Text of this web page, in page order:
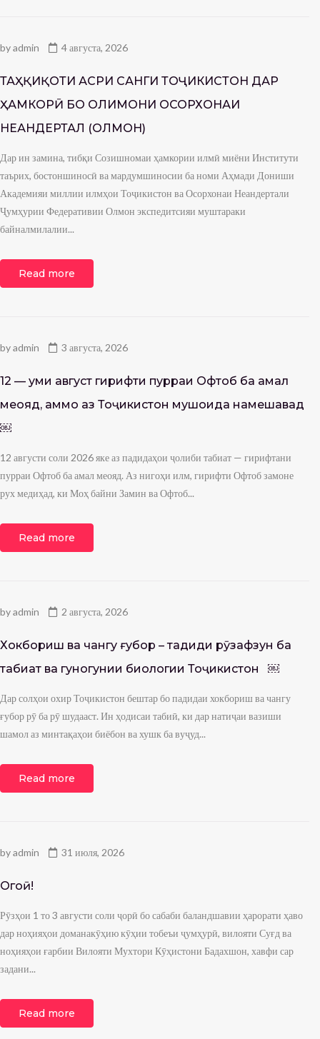
byadmin 4 августа, 2026
ТАҲҚИҚОТИ АСРИ САНГИ ТОҶИКИСТОН ДАР
ҲАМКОРӢ БО ОЛИМОНИ ОСОРХОНАИ
НЕАНДЕРТАЛ (ОЛМОН)
Дар ин замина, тибқи Созишномаи ҳамкории илмӣ миёни Институти
таърих, бостоншиносӣ ва мардумшиносии ба номи Аҳмади Дониши
Академияи миллии илмҳои Тоҷикистон ва Осорхонаи Неандертали
Ҷумҳурии Федеративии Олмон экспедитсияи муштараки
байналмилалии...
Read more
byadmin 3 августа, 2026
12 — уми август гирифти пурраи Офтоб ба амал
меояд, аммо аз Тоҷикистон мушоҳида намешавад
￼
12 августи соли 2026 яке аз падидаҳои ҷолиби табиат — гирифтани
пурраи Офтоб ба амал меояд. Аз нигоҳи илм, гирифти Офтоб замоне
рух медиҳад, ки Моҳ байни Замин ва Офтоб...
Read more
byadmin 2 августа, 2026
Хокбориш ва чангу ғубор – таҳдиди рӯзафзун ба
табиат ва гуногунии биологии Тоҷикистон ￼
Дар солҳои охир Тоҷикистон бештар бо падидаи хокбориш ва чангу
ғубор рӯ ба рӯ шудааст. Ин ҳодисаи табиӣ, ки дар натиҷаи вазиши
шамол аз минтақаҳои биёбон ва хушк ба вуҷуд...
Read more
byadmin 31 июля, 2026
Огоҳӣ!
Рӯзҳои 1 то 3 августи соли ҷорӣ бо сабаби баландшавии ҳарорати ҳаво
дар ноҳияҳои доманакӯҳию кӯҳии тобеъи ҷумҳурӣ, вилояти Суғд ва
ноҳияҳои ғарбии Вилояти Мухтори Кӯҳистони Бадахшон, хавфи сар
задани...
Read more